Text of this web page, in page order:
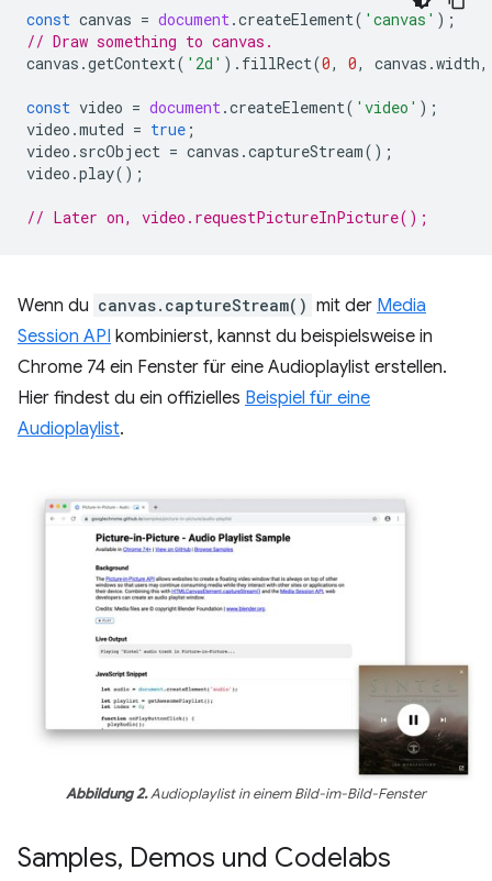
const canvas = document.createElement( 'canvas' );
// Draw something to canvas.
canvas .getContext( '2d' ). fillRect(0, 0, canvas .width,
const video = document.createElement( 'video' );
video .muted = true ;
video . srcObject = canvas .captureStream();
video .play();
// Later on, video.requestPictureInPicture();
Wenn du canvas.captureStream() mit der Media
Session API kombinierst, kannst du beispielsweise in
Chrome 74 ein Fenster für eine Audioplaylist erstellen.
Hier findest du ein offizielles Beispiel für eine
Audioplaylist.
Abbildung 2.Audioplaylist in einem Bild-im-Bild-Fenster
Samples, Demos und Codelabs